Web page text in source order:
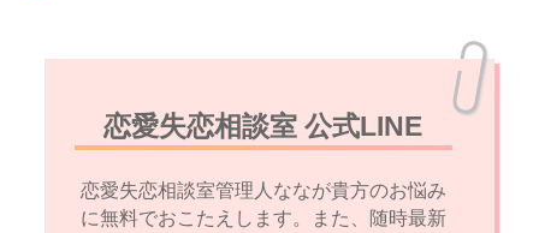
恋愛失恋相談室 公式LINE
恋愛失恋相談室管理人ななが貴方のお悩み
に無料でおこたえします。また、随時最新